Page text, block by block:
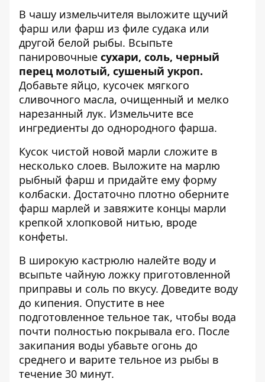
В чашу измельчителя выложите щучий
фарш или фарш из филе судака или
другой белой рыбы. Всыпьте
панировочные сухари, соль, черный
перец молотый, сушеный укроп.
Добавьте яйцо, кусочек мягкого
сливочного масла, очищенный и мелко
нарезанный лук. Измельчите все
ингредиенты до однородного фарша.
Кусок чистой новой марли сложите в
несколько слоев. Выложите на марлю
рыбный фарш и придайте ему форму
колбаски. Достаточно плотно оберните
фарш марлей и завяжите концы марли
крепкой хлопковой нитью, вроде
конфеты.
В широкую кастрюлю налейте воду и
всыпьте чайную ложку приготовленной
приправы и соль по вкусу. Доведите воду
до кипения. Опустите в нее
подготовленное тельное так, чтобы вода
почти полностью покрывала его. После
закипания воды убавьте огонь до
среднего и варите тельное из рыбы в
течение 30 минут.